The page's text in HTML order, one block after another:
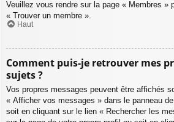
Veuillez vous rendre sur la page « Membres »
« Trouver un membre ».
Haut
Comment puis-je retrouver mes
sujets ?
Vos propres messages peuvent être affichés
« Afficher vos messages » dans le panneau de
soit en cliquant sur le lien « Rechercher les